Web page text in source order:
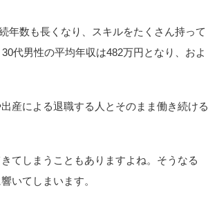
年数も長くなり、スキルをたくさん持って
代男性の平均年収は482万円となり、およ
産による退職する人とそのまま働き続ける
てしまうこともありますよね。そうなる
いてしまいます。